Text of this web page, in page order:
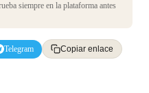
siempre en la plataforma antes
Telegram Copiar enlace